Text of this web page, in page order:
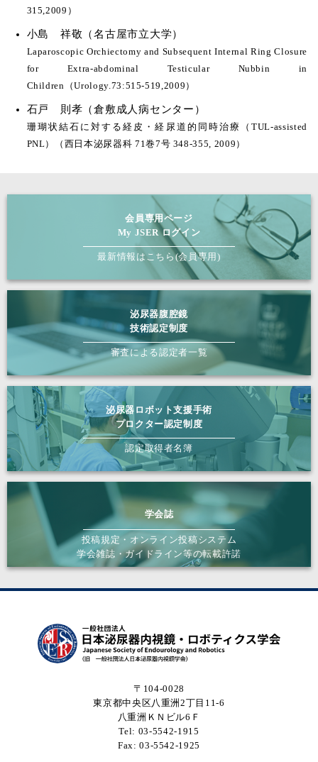
315,2009）
小島 祥敬（名古屋市立大学）
Laparoscopic Orchiectomy and Subsequent Internal Ring Closure
for Extra-abdominal Testicular Nubbin in
Children（Urology.73:515-519,2009）
石戸 則孝（倉敷成人病センター）
珊瑚状結石に対する経皮・経尿道的同時治療（TUL-assisted
PNL）（西日本泌尿器科 71巻7号 348-355, 2009）
会員専用ページ
My JSER ログイン
最新情報はこちら(会員専用)
泌尿器腹腔鏡
技術認定制度
審査による認定者一覧
泌尿器ロボット支援手術
プロクター認定制度
認定取得者名簿
学会誌
投稿規定・オンライン投稿システム
学会雑誌・ガイドライン等の転載許諾
〒104-0028
東京都中央区八重洲2丁目11-6
八重洲ＫＮビル6Ｆ
Tel: 03-5542-1915
Fax: 03-5542-1925